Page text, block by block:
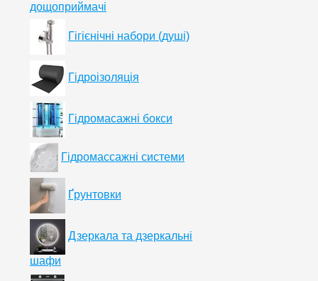
дощоприймачі
Гігієнічні набори (душі)
Гідроізоляція
Гідромасажні бокси
Гідромассажні системи
Ґрунтовки
Дзеркала та дзеркальні
шафи